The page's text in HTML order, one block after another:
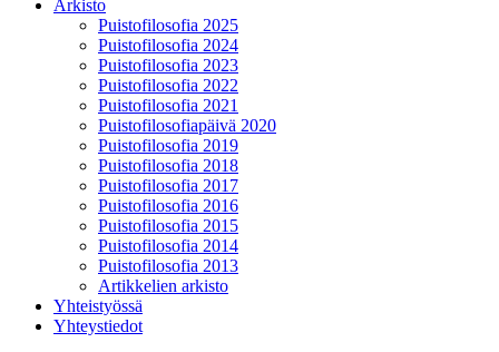
Arkisto
Puistofilosofia 2025
Puistofilosofia 2024
Puistofilosofia 2023
Puistofilosofia 2022
Puistofilosofia 2021
Puistofilosofiapäivä 2020
Puistofilosofia 2019
Puistofilosofia 2018
Puistofilosofia 2017
Puistofilosofia 2016
Puistofilosofia 2015
Puistofilosofia 2014
Puistofilosofia 2013
Artikkelien arkisto
Yhteistyössä
Yhteystiedot